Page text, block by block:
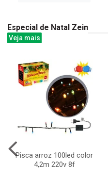
Especial de Natal Zein
Veja mais
Pisca arroz 100led color
4,2m 220v 8f